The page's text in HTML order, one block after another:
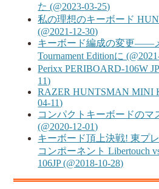
た (@2023-03-25)
私の理想のキーボード
(@2021-12-30)
キーボード編成の変更――
Tournament Editionに
Perixx PERIBOARD-106W
11)
RAZER HUNTSMAN MINI
04-11)
コンパクトキーボードのマ
(@2020-12-01)
キーボード頂上決戦! 東プレ
コンポーネント Libertouch
106JP (@2018-10-28)